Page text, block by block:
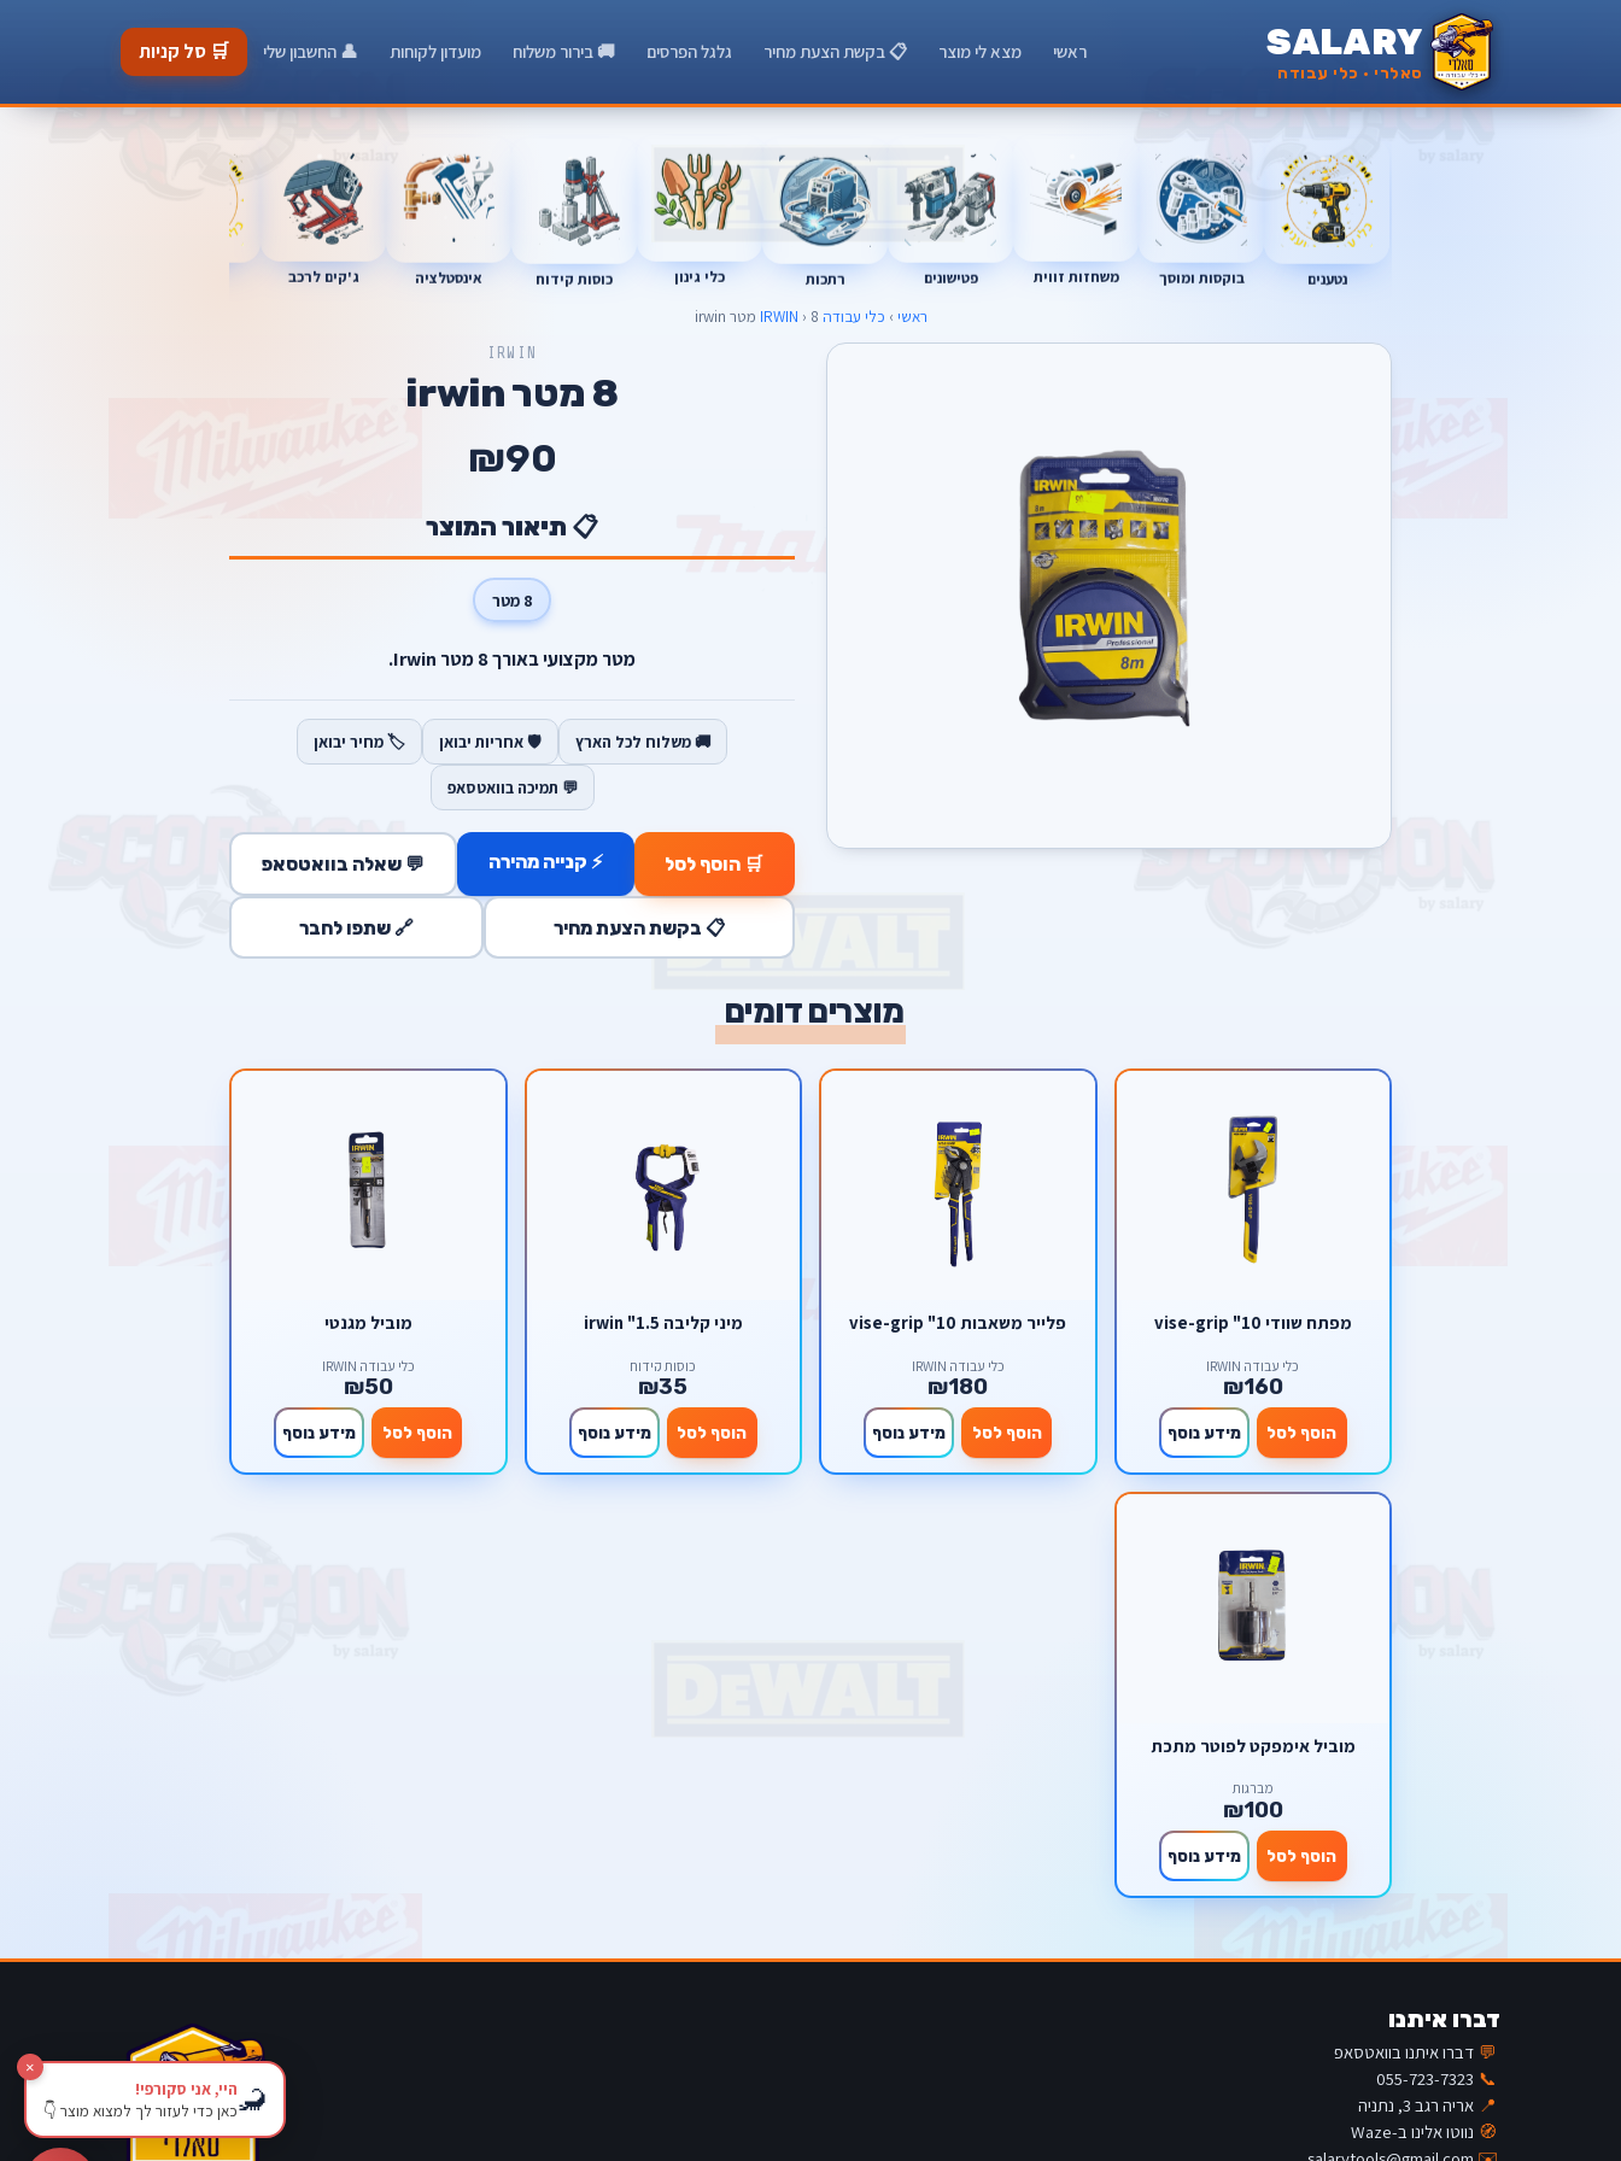
SALARY
סאלרי · כלי עבודה
ראשי מצא לי מוצר 📋 בקשת הצעת מחיר גלגל הפרסים 🚚 בירור משלוח מועדון לקוחות 👤 החשבון שלי 🛒 סל קניות
נטענים בוקסות ומוסך משחזות זווית פטישונים רתכות כלי גינון כוסות קידוח אינסטלציה ג'קים לרכב
ראשי › כלי עבודה IRWIN › 8 מטר irwin
IRWIN
8 מטר irwin
₪90
📋 תיאור המוצר
8 מטר
מטר מקצועי באורך 8 מטר Irwin.
🚚 משלוח לכל הארץ 🛡️ אחריות יבואן 🏷️ מחיר יבואן
💬 תמיכה בוואטסאפ
🛒 הוסף לסל ⚡ קנייה מהירה 💬 שאלה בוואטסאפ
📋 בקשת הצעת מחיר 🔗 שתפו לחבר
מוצרים דומים
מפתח שוודי 10" vise-grip
כלי עבודה IRWIN
₪160
הוסף לסל מידע נוסף
פלייר משאבות 10" vise-grip
כלי עבודה IRWIN
₪180
הוסף לסל מידע נוסף
מיני קליבה 1.5" irwin
כוסות קידוח
₪35
הוסף לסל מידע נוסף
מוביל מגנטי
כלי עבודה IRWIN
₪50
הוסף לסל מידע נוסף
מוביל אימפקט לפוטר מתכת
מברגות
₪100
הוסף לסל מידע נוסף
דברו איתנו
💬 דברו איתנו בוואטסאפ
📞
055-723-7323
📍 אריה רגב 3, נתניה
🧭 נווטו אלינו ב-Waze
×
🦂היי, אני סקורפי!
כאן כדי לעזור לך למצוא מוצר 👇